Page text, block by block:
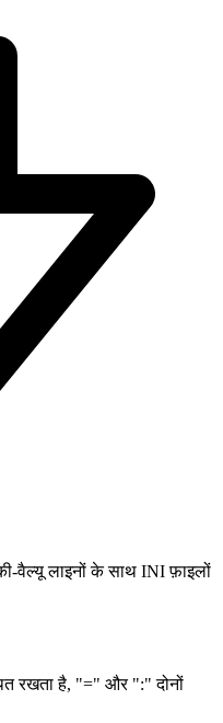
वैल्यू लाइनों के साथ INI फ़ाइलों
रखता है, "=" और ":" दोनों